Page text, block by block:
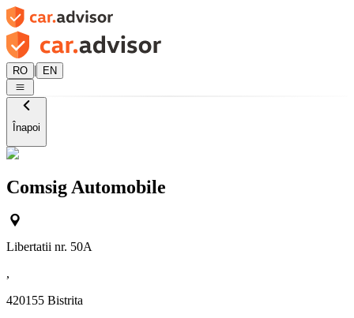
RO | EN
Înapoi
Comsig Automobile
Libertatii nr. 50A
,
420155 Bistrita